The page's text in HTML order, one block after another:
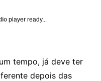
player ready...
tempo, já deve ter
depois das